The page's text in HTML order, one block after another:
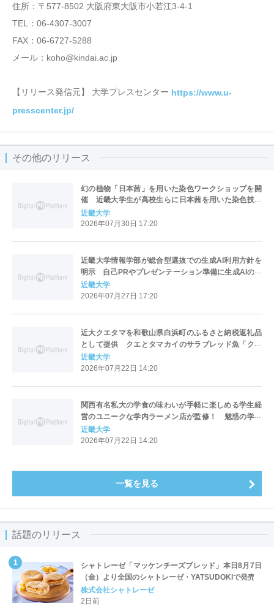
住所：〒577-8502 大阪府東大阪市小若江3-4-1
TEL：06‐4307‐3007
FAX：06‐6727‐5288
メール：koho@kindai.ac.jp
【リリース発信元】 大学プレスセンター https://www.u-
presscenter.jp/
その他のリリース
幻の植物「日本茜」を用いた染色ワークショップを開
催 近畿大学生が高校生らに日本茜を用いた染色技法
を指導
近畿大学
2026年07月30日 17:20
近畿大学情報学部が総合型選抜での生成AI利用方針を
明示 自己PRやプレゼンテーション準備に生成AIの活
用を認める
近畿大学
2026年07月27日 17:20
近大クエタマを和歌山県白浜町のふるさと納税返礼品
として提供 クエとタマカイのサラブレッド魚「クエ
タマ」を鍋セットで
近畿大学
2026年07月22日 14:20
関西有名私大の学食の味わいが手軽に楽しめる学生経
営のユニークな学内ラーメン店が監修！ 魅惑の学食
巡りin関西 近大をすすらんか。 近大まぜそば
2026年7月27日 新発売
近畿大学
2026年07月22日 14:20
一覧を見る
話題のリリース
シャトレーゼ「マッケンチーズブレッド」本日8月7日
（金）より全国のシャトレーゼ・YATSUDOKIで発売
株式会社シャトレーゼ
2日前